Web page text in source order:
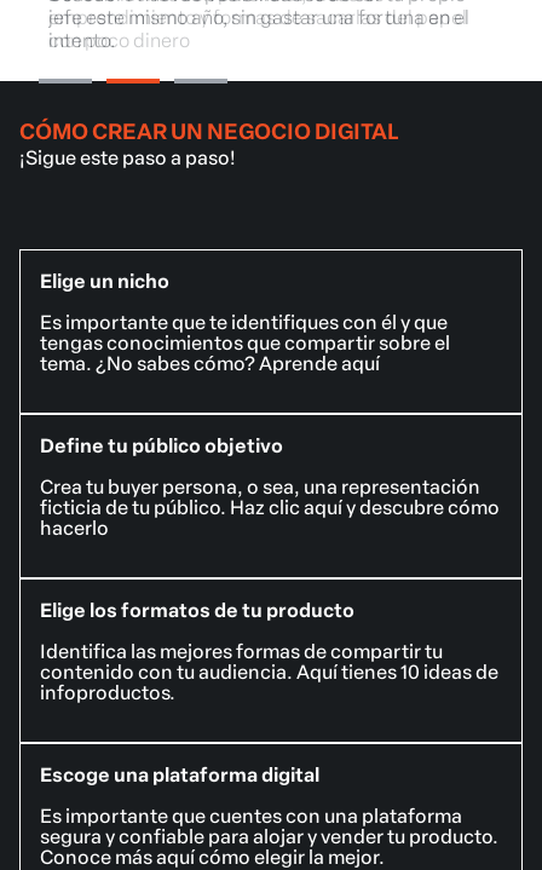
necesidades
emprendimiento y formas de sacarlas del papel
con poco dinero
jefe este mismo año, sin gastar una fortuna en el
intento.
necesidades
emprendimiento y formas de sacarlas del papel
con poco dinero
CÓMO CREAR UN NEGOCIO DIGITAL
¡Sigue este paso a paso!
Elige un nicho
Es importante que te identifiques con él y que
tengas conocimientos que compartir sobre el
tema. ¿No sabes cómo? Aprende aquí
Define tu público objetivo
Crea tu buyer persona, o sea, una representación
ficticia de tu público. Haz clic aquí y descubre cómo
hacerlo
Elige los formatos de tu producto
Identifica las mejores formas de compartir tu
contenido con tu audiencia. Aquí tienes 10 ideas de
infoproductos.
Escoge una plataforma digital
Es importante que cuentes con una plataforma
segura y confiable para alojar y vender tu producto.
Conoce más aquí cómo elegir la mejor.